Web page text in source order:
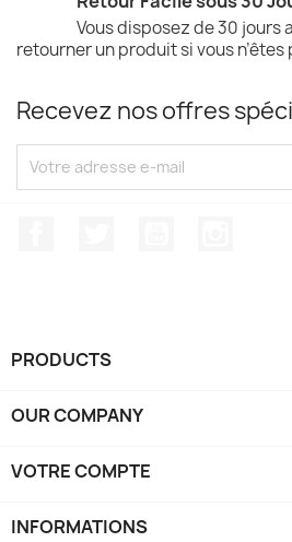
Vous disposez de 30 jours
retourner un produit si vous
Recevez nos offres
PRODUCTS
OUR COMPANY
VOTRE COMPTE
INFORMATIONS